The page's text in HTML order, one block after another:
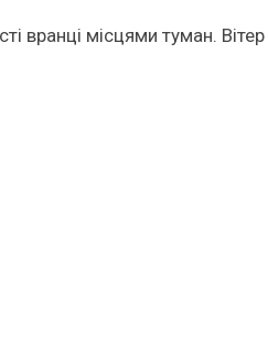
вранці місцями туман.